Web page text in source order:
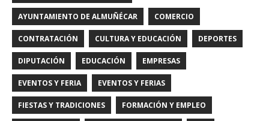
AYUNTAMIENTO DE ALMUÑÉCAR COMERCIO
CONTRATACIÓN CULTURA Y EDUCACIÓN DEPORTES
DIPUTACIÓN EDUCACIÓN EMPRESAS
EVENTOS Y FERIA EVENTOS Y FERIAS
FIESTAS Y TRADICIONES FORMACIÓN Y EMPLEO